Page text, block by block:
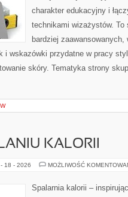
charakter edukacyjny i
technikami wizażystów.
bardziej
i wskazówki przydatne w pracy
skóry. Tematyka strony
KALORII
18 - 2026 MOŻLIWOŚĆ
Spalarnia kalorii –